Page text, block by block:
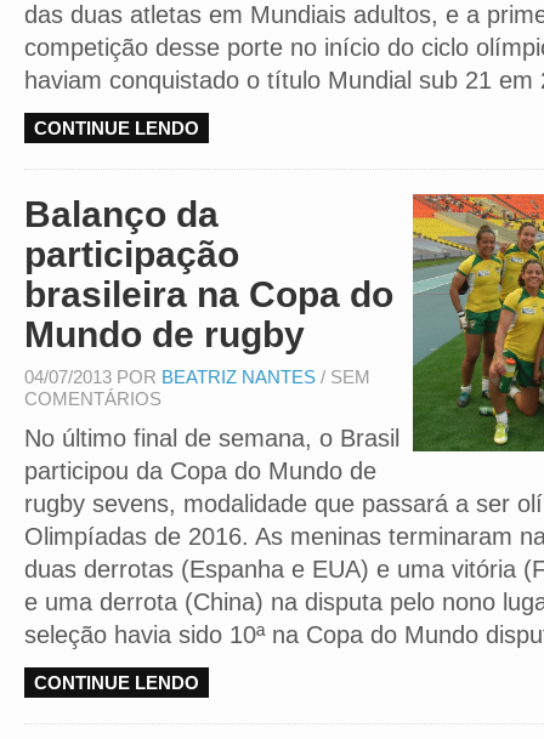
das duas atletas em Mundiais adultos, e a
competição desse porte no início do ciclo
haviam conquistado o título Mundial sub 21 em
CONTINUE LENDO
Balanço da
participação
brasileira na Copa do
Mundo de rugby
04/07/2013 POR BEATRIZ NANTES / SEM
COMENTÁRIOS
No último final de semana, o Brasil
participou da Copa do Mundo de
rugby sevens, modalidade que passará a ser
Olimpíadas de 2016. As meninas terminaram
duas derrotas (Espanha e EUA) e uma vitória
e uma derrota (China) na disputa pelo nono
seleção havia sido 10ª na Copa do Mundo
CONTINUE LENDO